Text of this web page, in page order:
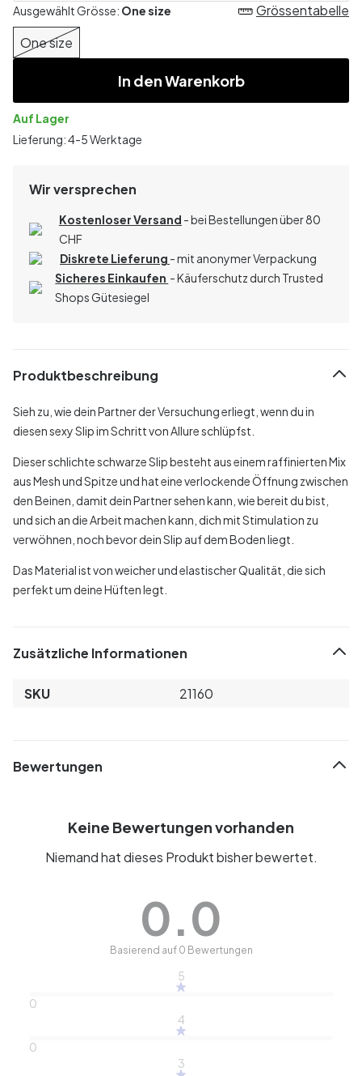
Ausgewählt Grösse: One size
One size
Grössentabelle
In den Warenkorb
Auf Lager
Lieferung: 4-5 Werktage
Wir versprechen
Kostenloser Versand - bei Bestellungen über 80
CHF
Diskrete Lieferung - mit anonymer Verpackung
Sicheres Einkaufen - Käuferschutz durch Trusted
Shops Gütesiegel
Produktbeschreibung
Sieh zu, wie dein Partner der Versuchung erliegt, wenn du in
diesen sexy Slip im Schritt von Allure schlüpfst.
Dieser schlichte schwarze Slip besteht aus einem raffinierten Mix
aus Mesh und Spitze und hat eine verlockende Öffnung zwischen
den Beinen, damit dein Partner sehen kann, wie bereit du bist,
und sich an die Arbeit machen kann, dich mit Stimulation zu
verwöhnen, noch bevor dein Slip auf dem Boden liegt.
Das Material ist von weicher und elastischer Qualität, die sich
perfekt um deine Hüften legt.
Zusätzliche Informationen
SKU 21160
Bewertungen
Keine Bewertungen vorhanden
Niemand hat dieses Produkt bisher bewertet.
0.0
Basierend auf 0 Bewertungen
5
0
4
0
3